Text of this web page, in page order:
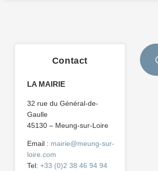
Contact
LA MAIRIE
32 rue du Général-de-
Gaulle
45130 – Meung-sur-Loire
Email : mairie@meung-sur-
loire.com
Tel:+33 (0)2 38 46 94 94